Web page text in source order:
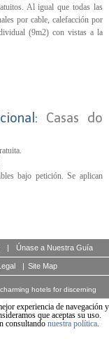
Al igual que todas las
por cable, calefacción por
(9m2) con vistas a la
Casas do
bajo petición. Se aplican
| Únase a Nuestra Guía
| Site Map
hotels for discerning
Line S.L.
experiencia de navegación y
que aceptas su uso.
consultando nuestra política.